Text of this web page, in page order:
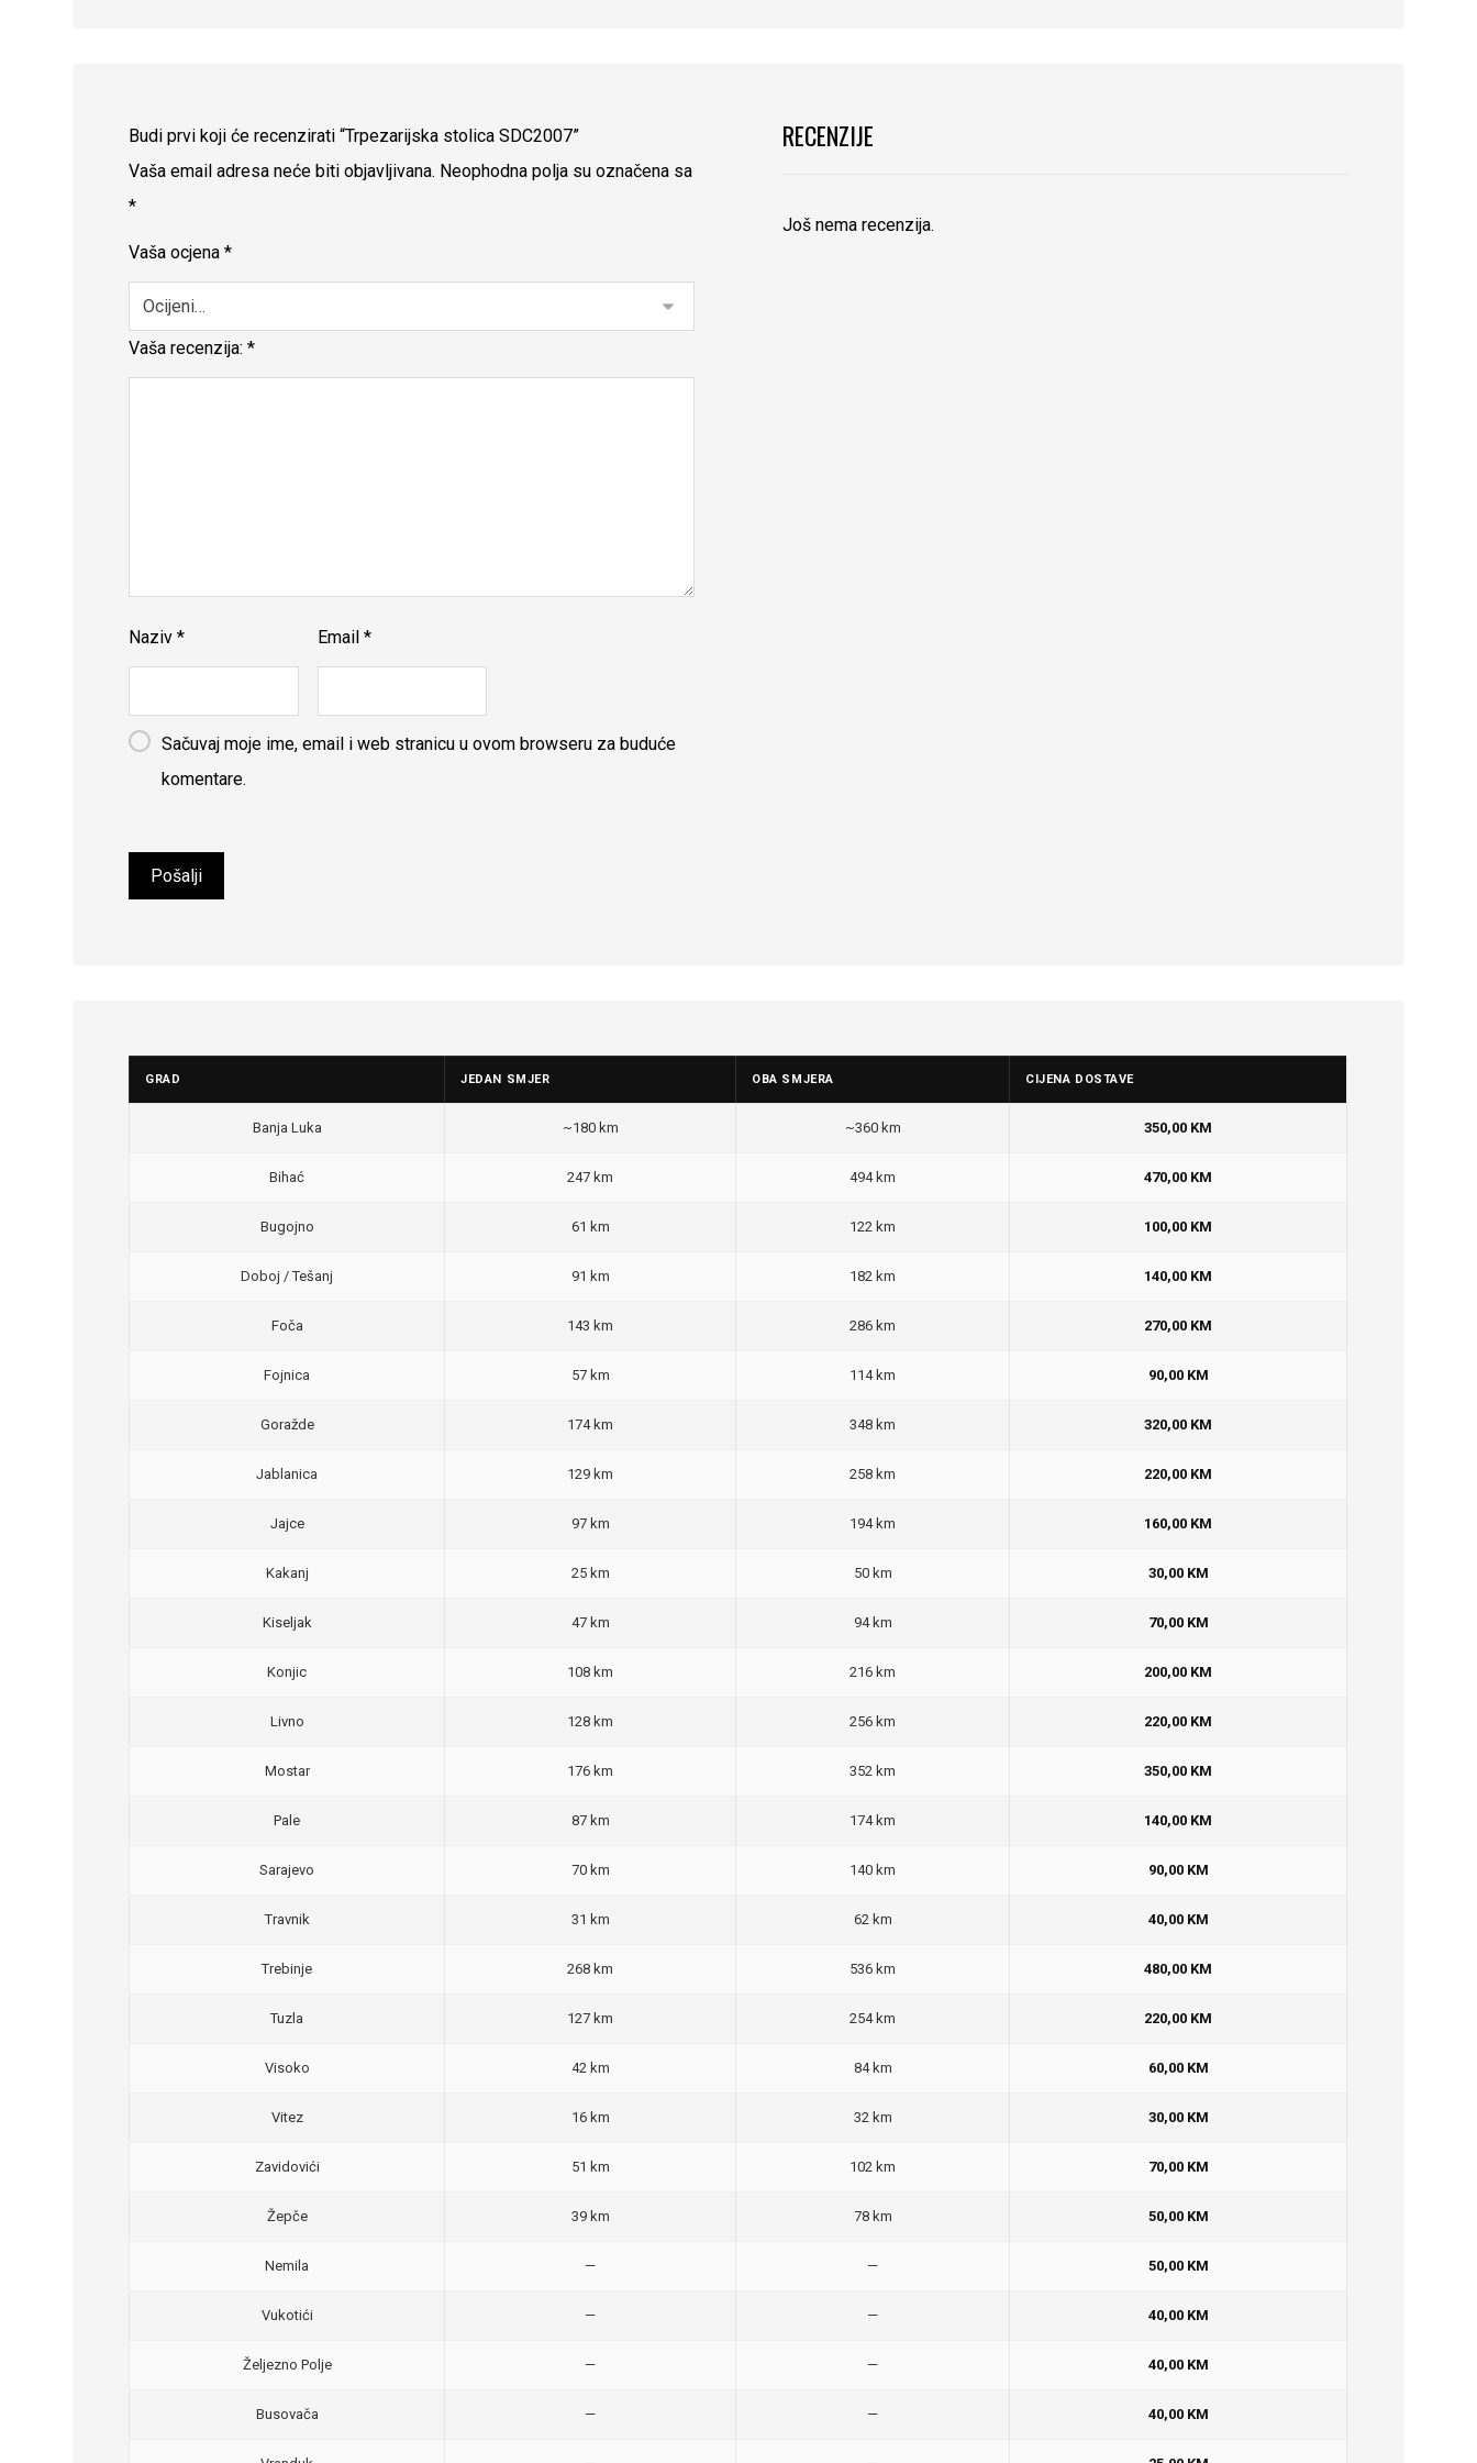
RECENZIJE
Još nema recenzija.
Budi prvi koji će recenzirati “Trpezarijska stolica SDC2007”
Vaša email adresa neće biti objavljivana. Neophodna polja su označena sa
*
Vaša ocjena*
Vaša recenzija:*
Naziv* Email *
Sačuvaj moje ime, email i web stranicu u ovom browseru za buduće
komentare.
GRAD JEDAN SMJER OBA SMJERA CIJENA DOSTAVE
Banja Luka ~180 km ~360 km 350,00 KM
Bihać 247 km 494 km 470,00 KM
Bugojno 61 km 122 km 100,00 KM
Doboj / Tešanj 91 km 182 km 140,00 KM
Foča 143 km 286 km 270,00 KM
Fojnica 57 km 114 km 90,00 KM
Goražde 174 km 348 km 320,00 KM
Jablanica 129 km 258 km 220,00 KM
Jajce 97 km 194 km 160,00 KM
Kakanj 25 km 50 km 30,00 KM
Kiseljak 47 km 94 km 70,00 KM
Konjic 108 km 216 km 200,00 KM
Livno 128 km 256 km 220,00 KM
Mostar 176 km 352 km 350,00 KM
Pale 87 km 174 km 140,00 KM
Sarajevo 70 km 140 km 90,00 KM
Travnik 31 km 62 km 40,00 KM
Trebinje 268 km 536 km 480,00 KM
Tuzla 127 km 254 km 220,00 KM
Visoko 42 km 84 km 60,00 KM
Vitez 16 km 32 km 30,00 KM
Zavidovići 51 km 102 km 70,00 KM
Žepče 39 km 78 km 50,00 KM
Nemila — — 50,00 KM
Vukotići — — 40,00 KM
Željezno Polje — — 40,00 KM
Busovača — — 40,00 KM